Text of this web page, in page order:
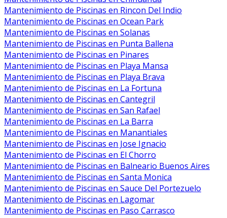
Mantenimiento de Piscinas en Rincon Del Indio
Mantenimiento de Piscinas en Ocean Park
Mantenimiento de Piscinas en Solanas
Mantenimiento de Piscinas en Punta Ballena
Mantenimiento de Piscinas en Pinares
Mantenimiento de Piscinas en Playa Mansa
Mantenimiento de Piscinas en Playa Brava
Mantenimiento de Piscinas en La Fortuna
Mantenimiento de Piscinas en Cantegril
Mantenimiento de Piscinas en San Rafael
Mantenimiento de Piscinas en La Barra
Mantenimiento de Piscinas en Manantiales
Mantenimiento de Piscinas en Jose Ignacio
Mantenimiento de Piscinas en El Chorro
Mantenimiento de Piscinas en Balneario Buenos Aires
Mantenimiento de Piscinas en Santa Monica
Mantenimiento de Piscinas en Sauce Del Portezuelo
Mantenimiento de Piscinas en Lagomar
Mantenimiento de Piscinas en Paso Carrasco